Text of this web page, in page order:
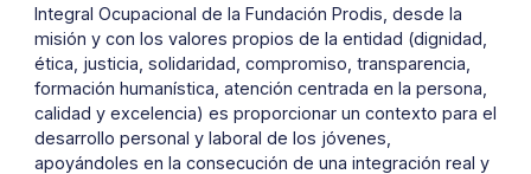
Integral Ocupacional de la Fundación Prodis, desde la
misión y con los valores propios de la entidad (dignidad,
ética, justicia, solidaridad, compromiso, transparencia,
formación humanística, atención centrada en la persona,
calidad y excelencia) es proporcionar un contexto para el
desarrollo personal y laboral de los jóvenes,
apoyándoles en la consecución de una integración real y